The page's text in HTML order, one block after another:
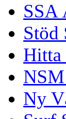
SSA
Stöd
Hitta
Ny